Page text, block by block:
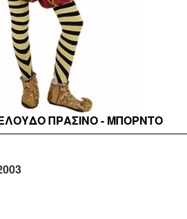
ΠΡΆΣΙΝΟ - ΜΠΟΡΝΤΌ